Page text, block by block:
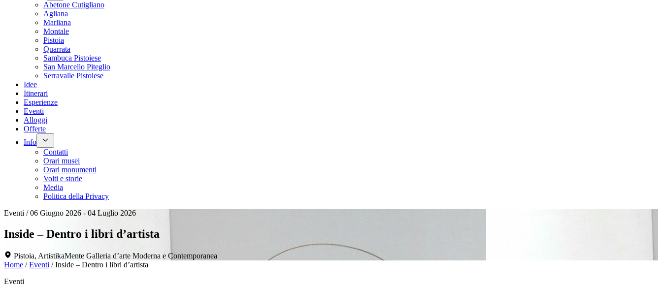
Abetone Cutigliano
Agliana
Marliana
Montale
Pistoia
Quarrata
Sambuca Pistoiese
San Marcello Piteglio
Serravalle Pistoiese
Idee
Itinerari
Esperienze
Eventi
Alloggi
Offerte
Info
Contatti
Orari musei
Orari monumenti
Volti e storie
Media
Politica della Privacy
Eventi / 06 Giugno 2026 - 04 Luglio 2026
Inside – Dentro i libri d’artista
Pistoia, ArtistikaMente Galleria d’arte Moderna e Contemporanea
Home /Eventi /Inside – Dentro i libri d’artista
Eventi